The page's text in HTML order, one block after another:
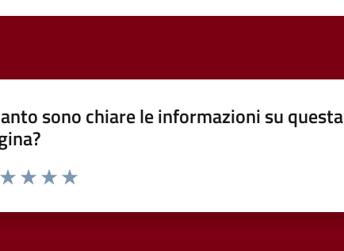
sono chiare le informazioni su questa
da 1 a 5 stelle la pagina